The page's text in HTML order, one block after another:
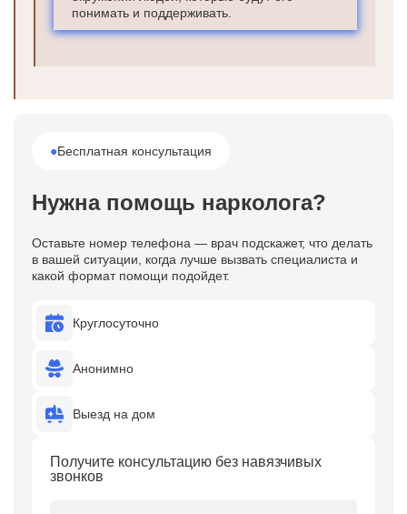
понимать и поддерживать.
●Бесплатная консультация
Нужна помощь нарколога?
Оставьте номер телефона — врач подскажет, что делать
в вашей ситуации, когда лучше вызвать специалиста и
какой формат помощи подойдет.
Круглосуточно
Анонимно
Выезд на дом
Получите консультацию без навязчивых
звонков